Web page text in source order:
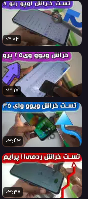
04:04
03:17
03:43
03:37